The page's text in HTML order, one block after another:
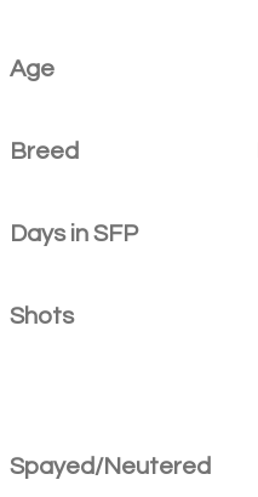
Age
Breed
Days in SFP
Shots
Spayed/Neutered